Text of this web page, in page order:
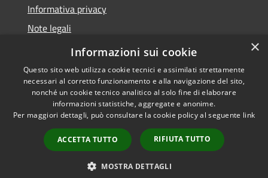
Informativa privacy
Note legali
Dichiarazione di accessibilità
Accessibilità
Copyright © 2026 • Comune di
Caravaggio • Powered by
Municipium•
Accesso
redazione
×
Informazioni sui cookie
Questo sito web utilizza cookie tecnici e assimilati strettamente
necessari al corretto funzionamento e alla navigazione del sito,
nonché un cookie tecnico analitico al solo fine di elaborare
informazioni statistiche, aggregate e anonime.
Per maggiori dettagli, può consultare la cookie policy al seguente link
ACCETTA TUTTO RIFIUTA TUTTO
MOSTRA DETTAGLI